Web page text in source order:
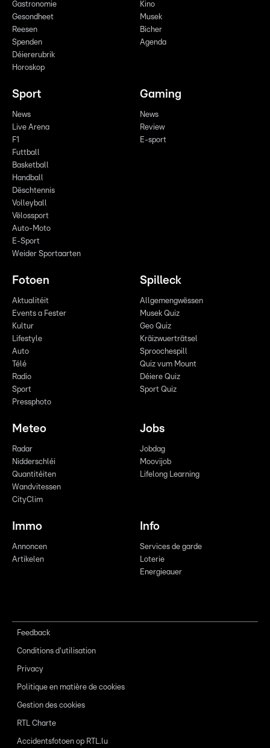
Gastronomie
Gesondheet
Reesen
Spenden
Déiererubrik
Horoskop
Kino
Musek
Bicher
Agenda
Sport
News
Live Arena
F1
Futtball
Basketball
Handball
Dëschtennis
Volleyball
Vëlossport
Auto-Moto
E-Sport
Weider Sportaarten
Gaming
News
Review
E-sport
Fotoen
Aktualitéit
Events a Fester
Kultur
Lifestyle
Auto
Télé
Radio
Sport
Pressphoto
Spilleck
Allgemengwëssen
Musek Quiz
Geo Quiz
Kräizwuerträtsel
Sproochespill
Quiz vum Mount
Déiere Quiz
Sport Quiz
Meteo
Radar
Nidderschléi
Quantitéiten
Wandvitessen
CityClim
Jobs
Jobdag
Moovijob
Lifelong Learning
Immo
Annoncen
Artikelen
Info
Services de garde
Loterie
Energieauer
Feedback
Conditions d'utilisation
Privacy
Politique en matière de cookies
Gestion des cookies
RTL Charte
Accidentsfotoen op RTL.lu